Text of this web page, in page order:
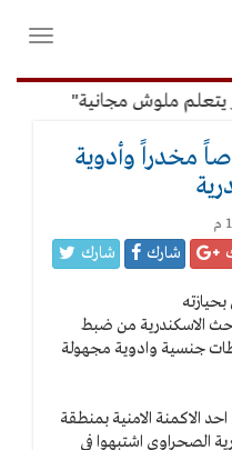
فتح
ملوش مجانية"
مخدراً وأدوية
شارك شارك
الاسكندرية من ضبط
جنسية وادوية مجهولة
الاكمنة الامنية بمنطقة
الصحراوي اشتبهوا في